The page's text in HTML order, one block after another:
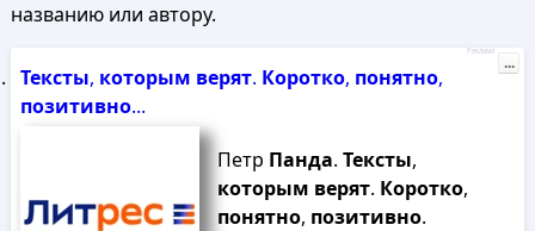
названию или автору.
Тексты, которым верят. Коротко, понятно,
позитивно...
Петр Панда. Тексты,
которым верят. Коротко,
понятно, позитивно.
Реклама
...